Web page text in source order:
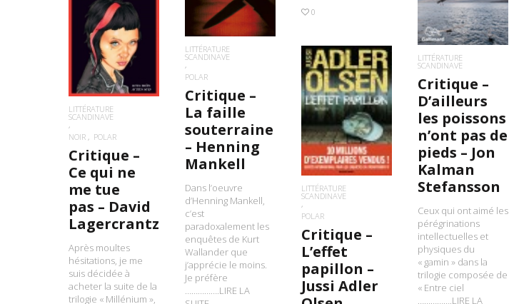
0
LITTÉRATURE
SCANDINAVE
POLAR
Critique –
La faille
souterraine
– Henning
Mankell
Dans l’oeuvre
d’Henning Mankell,
c’est
paradoxalement les
enquêtes de Kurt
Wallander que
j’apprécie le moins.
Je préfère
…………….LIRE LA
LITTÉRATURE
SCANDINAVE
Critique –
D’ailleurs
les poissons
n’ont pas de
pieds – Jon
Kalman
Stefansson
Ceux qui ont aimé les
pérégrinations
intellectuelles et
physiques du
« gamin » dans la
trilogie composée de
« Entre ciel
…………….LIRE LA
LIRE LA SUITE
LITTÉRATURE
SCANDINAVE
NOIR
POLAR
Critique –
Ce qui ne
me tue
pas – David
Lagercrantz
Après moultes
hésitations, je me
suis décidée à
acheter la suite de la
trilogie « Millénium »,
LIRE LA SUITE
LITTÉRATURE
SCANDINAVE
POLAR
Critique –
L’effet
papillon –
Jussi Adler